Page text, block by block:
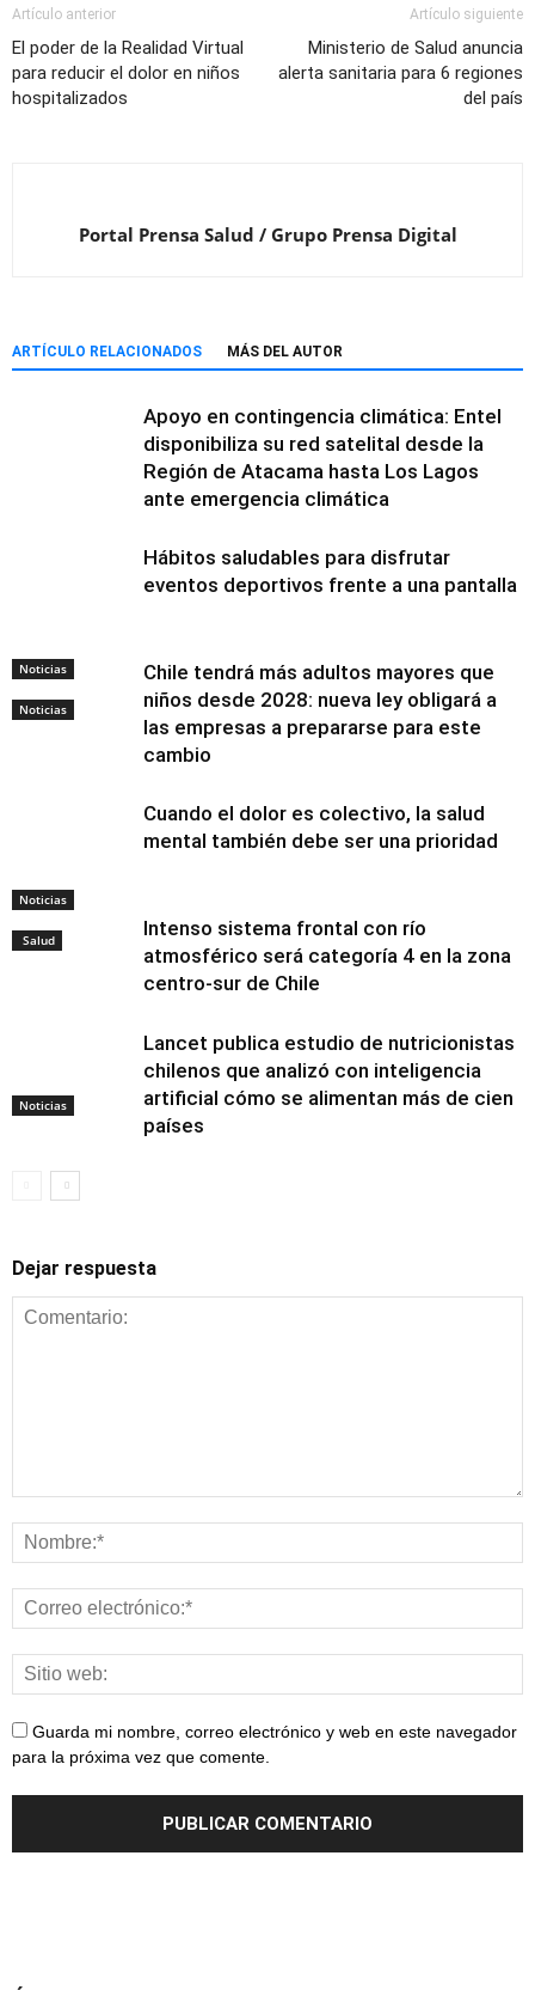
Artículo anterior
El poder de la Realidad Virtual
para reducir el dolor en niños
hospitalizados
Artículo siguiente
Ministerio de Salud anuncia
alerta sanitaria para 6 regiones
del país
Portal Prensa Salud / Grupo Prensa Digital
ARTÍCULO RELACIONADOS MÁS DEL AUTOR
Noticias
Apoyo en contingencia climática: Entel
disponibiliza su red satelital desde la
Región de Atacama hasta Los Lagos
ante emergencia climática
Noticias
Hábitos saludables para disfrutar
eventos deportivos frente a una pantalla
Noticias
Chile tendrá más adultos mayores que
niños desde 2028: nueva ley obligará a
las empresas a prepararse para este
cambio
Salud
Cuando el dolor es colectivo, la salud
mental también debe ser una prioridad
Noticias
Intenso sistema frontal con río
atmosférico será categoría 4 en la zona
centro-sur de Chile
Alimentación y
nutrición
Lancet publica estudio de nutricionistas
chilenos que analizó con inteligencia
artificial cómo se alimentan más de cien
países
Dejar respuesta
Guarda mi nombre, correo electrónico y web en este navegador
para la próxima vez que comente.